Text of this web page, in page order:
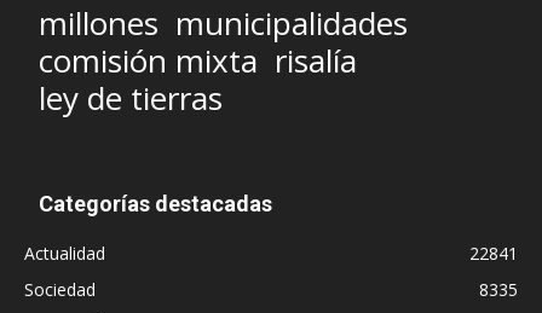
millones municipalidades
comisión mixta risalía
ley de tierras
Categorías destacadas
Actualidad
22841
Sociedad
8335